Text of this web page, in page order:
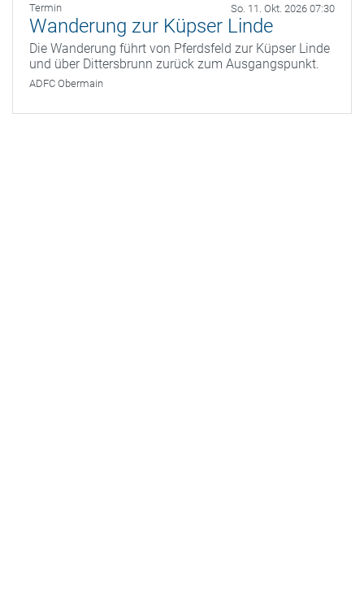
Termin So. 11. Okt. 2026 07:30
Wanderung zur Küpser Linde
Die Wanderung führt von Pferdsfeld zur Küpser Linde
und über Dittersbrunn zurück zum Ausgangspunkt.
ADFC Obermain